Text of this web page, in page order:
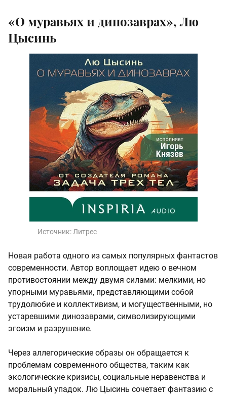
«О муравьях и динозаврах», Лю
Цысинь
Источник: Литрес
Новая работа одного из самых популярных фантастов
современности. Автор воплощает идею о вечном
противостоянии между двумя силами: мелкими, но
упорными муравьями, представляющими собой
трудолюбие и коллективизм, и могущественными, но
устаревшими динозаврами, символизирующими
эгоизм и разрушение.
Через аллегорические образы он обращается к
проблемам современного общества, таким как
экологические кризисы, социальные неравенства и
моральный упадок. Лю Цысинь сочетает фантазию с